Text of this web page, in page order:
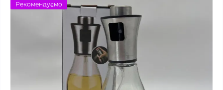
Рекомендуємо